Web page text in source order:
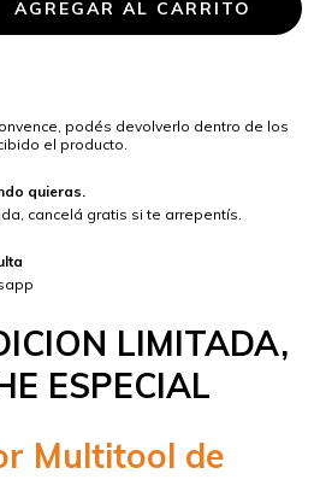
podés devolverlo dentro de los
el producto.
quieras.
cancelá gratis si te arrepentís.
LIMITADA,
ESPECIAL
Multitool de